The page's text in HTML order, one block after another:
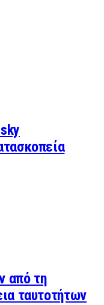
από τη
ταυτοτήτων